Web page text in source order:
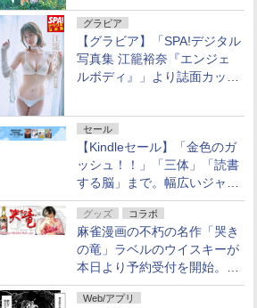
グラビア
【グラビア】「SPA!デジタル
写真集 江籠裕奈『エンジェ
ルボディ』」より誌面カット
セール
【Kindleセール】「金色のガ
ッシュ！！」「三体」「読書
する脳」まで。幅広いジャン
ルの電子書籍が最大65％オ
フ！「Kindle本サマーセー
ル」第2弾が開催中！
グッズ コラボ
麻雀漫画の不朽の名作「哭き
の竜」ラベルのウイスキーが
本日より予約受付を開始。8
月16日まで
Web/アプリ